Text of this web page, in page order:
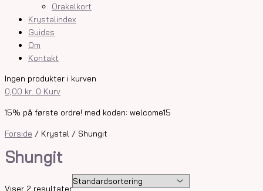
Orakelkort
Krystalindex
Guides
Om
Kontakt
Ingen produkter i kurven
0,00 kr. 0 Kurv
15% på første ordre! med koden: welcome15
Forside / Krystal / Shungit
Shungit
Viser 2 resultater